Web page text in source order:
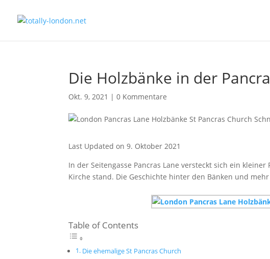
Die Holzbänke in der
Okt. 9, 2021 |0 Kommentare
Last Updated on 9. Oktober 2021
In der Seitengasse Pancras Lane versteckt sich ein
Kirche stand. Die Geschichte hinter den Bänken und
Table of Contents
Die ehemalige St Pancras Church